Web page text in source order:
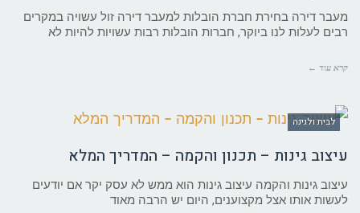
מעבר דירה בחירת חברת הובלות למעבר דירה זול עשויה במקרים
רבים לעלות לנו ביוקר, חברות הובלות רבות עשויות להיות לא
קרא עוד ←
לבית ולגינה
עיצוב גינות – תכנון והקמה – המדריך המלא
עיצוב גינות והקמה עיצוב גינות הוא ממש לא עסק יקר אם יודעים
לעשות אותו אצל מקצוענים, היום יש הרבה מאוד